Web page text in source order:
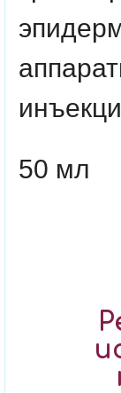
50 мл